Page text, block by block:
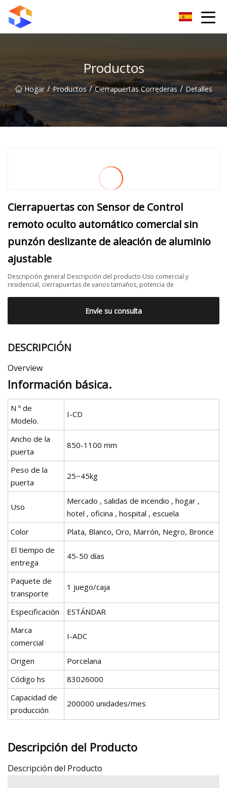
Productos
Hogar / Productos / Cierrapuertas Correderas / Detalles
Cierrapuertas con Sensor de Control
remoto oculto automático comercial sin
punzón deslizante de aleación de aluminio
ajustable
Descripción general Descripción del producto Uso comercial y
residencial, cierrapuertas de varios tamaños, potencia de
Envíe su consulta
DESCRIPCIÓN
Overview
Información básica.
N º de
Modelo.
I-CD
Ancho de la
puerta
850-1100 mm
Peso de la
puerta
25~45kg
Uso
Mercado , salidas de incendio , hogar ,
hotel , oficina , hospital , escuela
Color
Plata, Blanco, Oro, Marrón, Negro, Bronce
El tiempo de
entrega
45-50 días
Paquete de
transporte
1 juego/caja
Especificación
ESTÁNDAR
Marca
comercial
I-ADC
Origen
Porcelana
Código hs
83026000
Capacidad de
producción
200000 unidades/mes
Descripción del Producto
Descripción del Producto